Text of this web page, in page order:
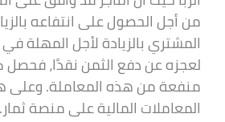
من أجل الحصول على انتفاعه
المشتري بالزيادة لأجل المهلة
لعجزه عن دفع الثمن نقدًا،
منفعة من هذه المعاملة. وعلى
المعاملات المالية على منصة ثمار.